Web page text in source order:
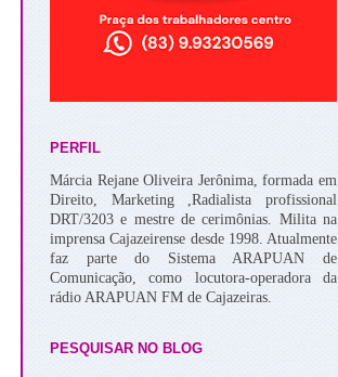
PERFIL
Márcia Rejane Oliveira Jerônima, formada em
Direito, Marketing ,Radialista profissional
DRT/3203 e mestre de cerimônias. Milita na
imprensa Cajazeirense desde 1998. Atualmente
faz parte do Sistema ARAPUAN de
Comunicação, como locutora-operadora da
rádio ARAPUAN FM de Cajazeiras.
PESQUISAR NO BLOG